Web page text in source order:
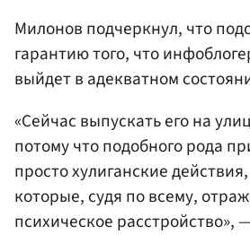
Милонов подчеркнул, что
гарантию того, что
выйдет в адекватном
«Сейчас выпускать его на
потому что подобного рода
просто хулиганские
которые, судя по всему,
психическое расстройство»,